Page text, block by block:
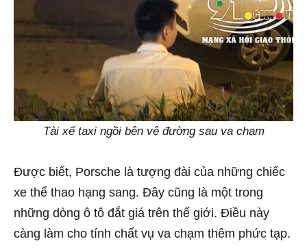
Tài xế taxi ngồi bên vệ đường sau va chạm
Được biết, Porsche là tượng đài của những chiếc
xe thể thao hạng sang. Đây cũng là một trong
những dòng ô tô đắt giá trên thế giới. Điều này
càng làm cho tính chất vụ va chạm thêm phức tạp.